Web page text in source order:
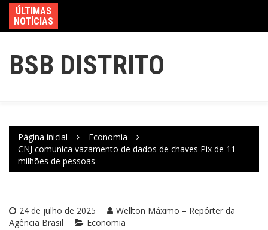
ÚLTIMAS
NOTÍCIAS
BSB DISTRITO
Página inicial
Economia
CNJ comunica vazamento de dados de chaves Pix de 11
milhões de pessoas
24 de julho de 2025
Wellton Máximo – Repórter da
Agência Brasil
Economia